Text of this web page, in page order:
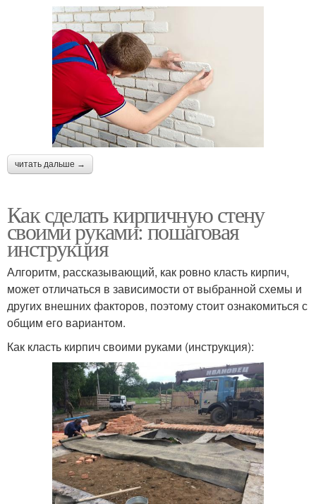
читать дальше →
Как сделать кирпичную стену
своими руками: пошаговая
инструкция
Алгоритм, рассказывающий, как ровно класть кирпич,
может отличаться в зависимости от выбранной схемы и
других внешних факторов, поэтому стоит ознакомиться с
общим его вариантом.
Как класть кирпич своими руками (инструкция):